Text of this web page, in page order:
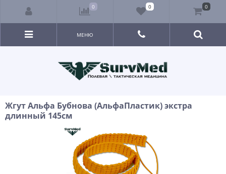
МЕНЮ
Жгут Альфа Бубнова (АльфаПластик) экстра
длинный 145см
0 0 0